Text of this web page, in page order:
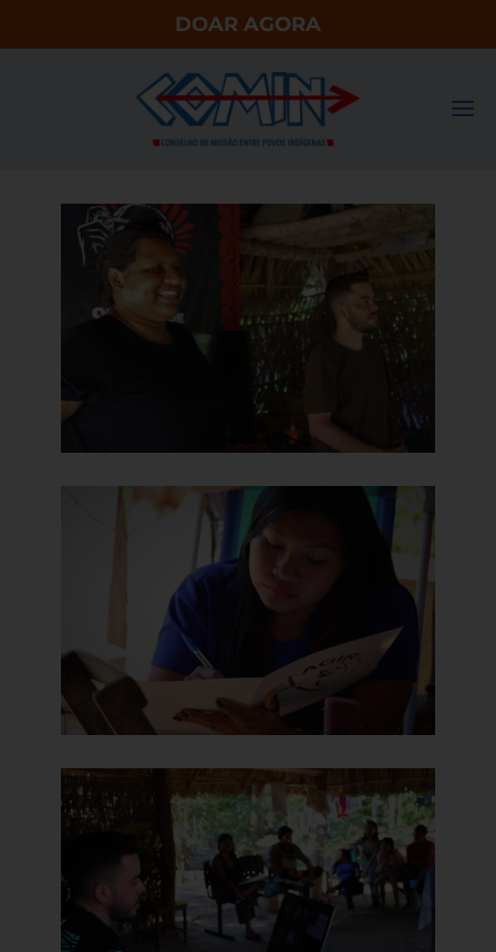
DOAR AGORA